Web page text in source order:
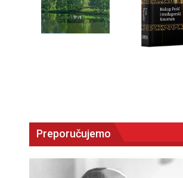
Preporučujemo